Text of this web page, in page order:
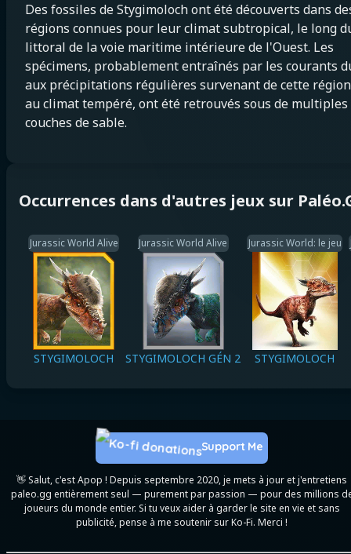
Des fossiles de Stygimoloch ont été découverts dans
régions connues pour leur climat subtropical, le long
littoral de la voie maritime intérieure de l'Ouest. Les
spécimens, probablement entraînés par les courants
aux précipitations régulières survenant de cette région
au climat tempéré, ont été retrouvés sous de multiples
couches de sable.
Occurrences dans d'autres jeux sur
Jurassic World Alive
STYGIMOLOCH
Jurassic World Alive
STYGIMOLOCH GÉN 2
Jurassic World: le jeu
STYGIMOLOCH
👋 Salut, c'est Apop ! Depuis septembre 2020, je mets à jour et j'entretiens
paleo.gg entièrement seul — purement par passion — pour des millions
joueurs du monde entier. Si tu veux aider à garder le site en vie et sans
publicité, pense à me soutenir sur Ko-Fi. Merci !
Support Me